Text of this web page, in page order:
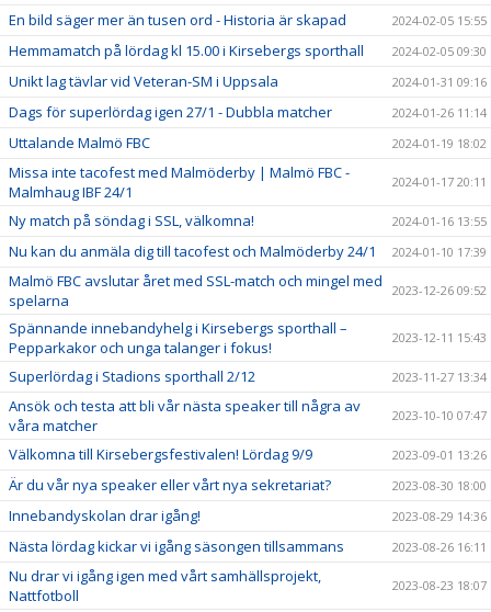
En bild säger mer än tusen ord - Historia är skapad 2024-02-05 15:55
Hemmamatch på lördag kl 15.00 i Kirsebergs sporthall 2024-02-05 09:30
Unikt lag tävlar vid Veteran-SM i Uppsala 2024-01-31 09:16
Dags för superlördag igen 27/1 - Dubbla matcher 2024-01-26 11:14
Uttalande Malmö FBC 2024-01-19 18:02
Missa inte tacofest med Malmöderby | Malmö FBC -
Malmhaug IBF 24/1
2024-01-17 20:11
Ny match på söndag i SSL, välkomna! 2024-01-16 13:55
Nu kan du anmäla dig till tacofest och Malmöderby 24/1 2024-01-10 17:39
Malmö FBC avslutar året med SSL-match och mingel med
spelarna
2023-12-26 09:52
Spännande innebandyhelg i Kirsebergs sporthall –
Pepparkakor och unga talanger i fokus!
2023-12-11 15:43
Superlördag i Stadions sporthall 2/12 2023-11-27 13:34
Ansök och testa att bli vår nästa speaker till några av
våra matcher
2023-10-10 07:47
Välkomna till Kirsebergsfestivalen! Lördag 9/9 2023-09-01 13:26
Är du vår nya speaker eller vårt nya sekretariat? 2023-08-30 18:00
Innebandyskolan drar igång! 2023-08-29 14:36
Nästa lördag kickar vi igång säsongen tillsammans 2023-08-26 16:11
Nu drar vi igång igen med vårt samhällsprojekt,
Nattfotboll
2023-08-23 18:07